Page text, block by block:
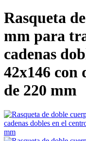
Rasqueta
mm para
cadenas
42х146
de 220 mm